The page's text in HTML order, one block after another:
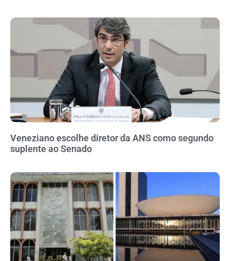
Veneziano escolhe diretor da ANS como segundo
suplente ao Senado